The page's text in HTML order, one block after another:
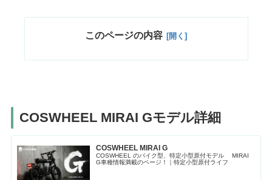
このページの内容
COSWHEEL MIRAI Gモデル詳細
COSWHEEL MIRAI G
COSWHEEL のバイク型、特定小型原付モデル MIRAI
G車種情報満載のページ！｜特定小型原付ライフ